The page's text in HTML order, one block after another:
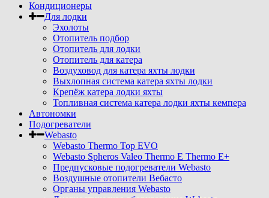
Кондиционеры
Для лодки
Эхолоты
Отопитель подбор
Отопитель для лодки
Отопитель для катера
Воздуховод для катера яхты лодки
Выхлопная система катера яхты лодки
Крепёж катера лодки яхты
Топливная система катера лодки яхты кемпера
Автономки
Подогреватели
Webasto
Webasto Thermo Top EVO
Webasto Spheros Valeo Thermo E Thermo E+
Предпусковые подогреватели Webasto
Воздушные отопители Вебасто
Органы управления Webasto